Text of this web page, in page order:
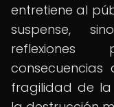
entretiene al
suspense,
fragilidad de la